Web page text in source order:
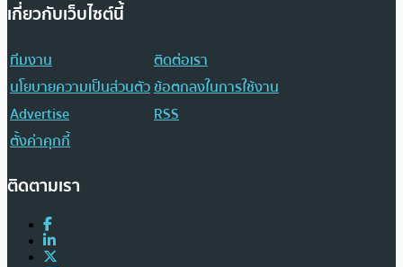
เกี่ยวกับเว็บไซต์นี้
ทีมงาน
ติดต่อเรา
นโยบายความเป็นส่วนตัวข้อตกลงในการใช้งาน
Advertise
RSS
ตั้งค่าคุกกี้
ติดตามเรา